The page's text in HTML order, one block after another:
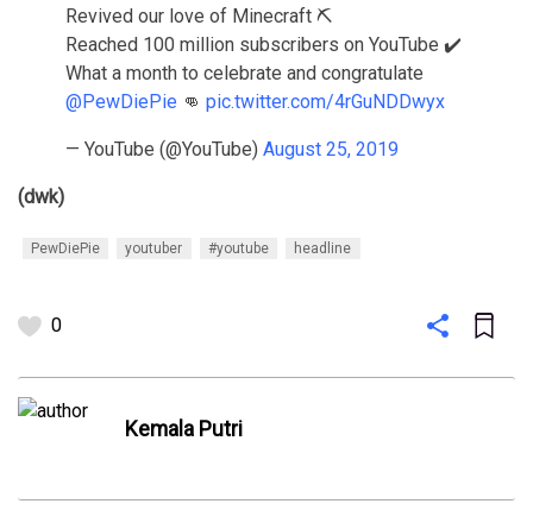
Revived our love of Minecraft ⛏️
Reached 100 million subscribers on YouTube ✔️
What a month to celebrate and congratulate
@PewDiePie 👊 pic.twitter.com/4rGuNDDwyx
— YouTube (@YouTube) August 25, 2019
(dwk)
PewDiePie youtuber #youtube headline
0
Kemala Putri